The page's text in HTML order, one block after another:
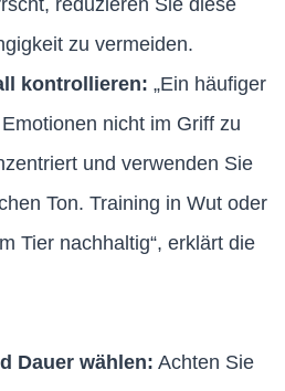
reduzieren Sie diese
zu vermeiden.
kontrollieren: „Ein häufiger
nicht im Griff zu
und verwenden Sie
Ton. Training in Wut oder
Tier nachhaltig“, erklärt die
Dauer wählen: Achten Sie